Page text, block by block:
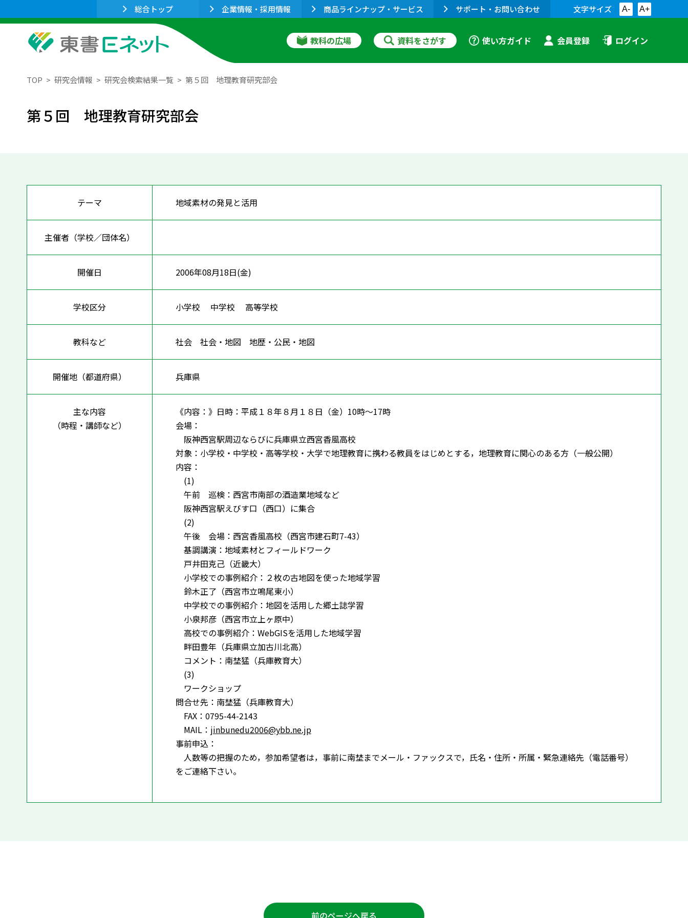
総合トップ 企業情報・採用情報 商品ラインナップ・サービス サポート・お問い合わせ 文字サイズ A- A+
教科の広場 資料をさがす 使い方ガイド 会員登録 ログイン
TOP 研究会情報 研究会検索結果一覧 第５回 地理教育研究部会
第５回 地理教育研究部会
テーマ 地域素材の発見と活用
主催者（学校／団体名）
開催日 2006年08月18日(金)
学校区分 小学校 中学校 高等学校
教科など 社会 社会・地図 地歴・公民・地図
開催地（都道府県） 兵庫県
主な内容
（時程・講師など）
《内容：》日時：平成１８年８月１８日（金）10時～17時
会場：
阪神西宮駅周辺ならびに兵庫県立西宮香風高校
対象：小学校・中学校・高等学校・大学で地理教育に携わる教員をはじめとする，地理教育に関心のある方（一般公開）
内容：
(1)
午前 巡検：西宮市南部の酒造業地域など
阪神西宮駅えびす口（西口）に集合
(2)
午後 会場：西宮香風高校（西宮市建石町7-43）
基調講演：地域素材とフィールドワーク
戸井田克己（近畿大）
小学校での事例紹介：２枚の古地図を使った地域学習
鈴木正了（西宮市立鳴尾東小）
中学校での事例紹介：地図を活用した郷土誌学習
小泉邦彦（西宮市立上ヶ原中）
高校での事例紹介：WebGISを活用した地域学習
畔田豊年（兵庫県立加古川北高）
コメント：南埜猛（兵庫教育大）
(3)
ワークショップ
問合せ先：南埜猛（兵庫教育大）
FAX：0795-44-2143
MAIL： jinbunedu2006@ybb.ne.jp
事前申込：
人数等の把握のため，参加希望者は，事前に南埜までメール・ファックスで，氏名・住所・所属・緊急連絡先（電話番号）
をご連絡下さい。
前のページへ戻る